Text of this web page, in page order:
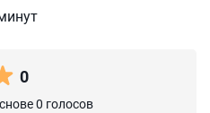
0
0 голосов